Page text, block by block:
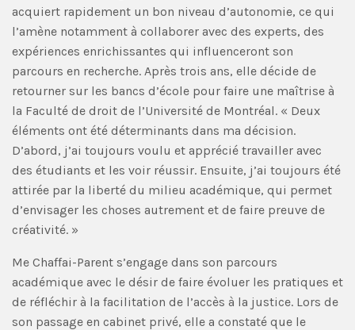
acquiert rapidement un bon niveau d’autonomie, ce qui
l’amène notamment à collaborer avec des experts, des
expériences enrichissantes qui influenceront son
parcours en recherche. Après trois ans, elle décide de
retourner sur les bancs d’école pour faire une maîtrise à
la Faculté de droit de l’Université de Montréal. « Deux
éléments ont été déterminants dans ma décision.
D’abord, j’ai toujours voulu et apprécié travailler avec
des étudiants et les voir réussir. Ensuite, j’ai toujours été
attirée par la liberté du milieu académique, qui permet
d’envisager les choses autrement et de faire preuve de
créativité. »
Me Chaffai-Parent s’engage dans son parcours
académique avec le désir de faire évoluer les pratiques et
de réfléchir à la facilitation de l’accès à la justice. Lors de
son passage en cabinet privé, elle a constaté que le